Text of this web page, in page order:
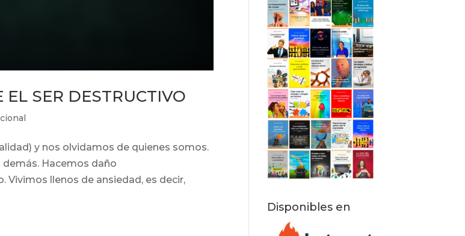
SER DESTRUCTIVO
y nos olvidamos de quienes somos.
Hacemos daño
llenos de ansiedad, es decir,
Disponibles en